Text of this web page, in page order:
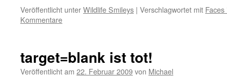
Veröffentlicht unterWildlife Smileys | Verschlagwortet mit
Kommentare
target=blank ist tot!
Veröffentlicht am 22. Februar 2009von Michael